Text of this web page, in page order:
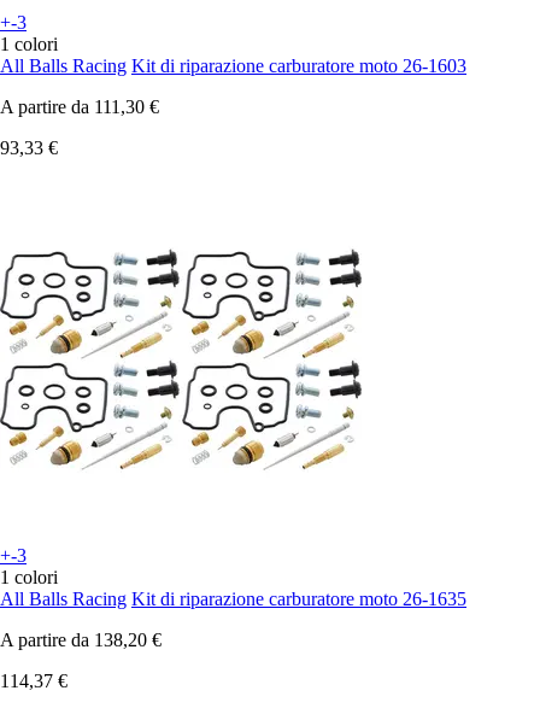
+-3
1 colori
All Balls Racing Kit di riparazione carburatore moto 26-1603
A partire da 111,30 €
93,33 €
+-3
1 colori
All Balls Racing Kit di riparazione carburatore moto 26-1635
A partire da 138,20 €
114,37 €